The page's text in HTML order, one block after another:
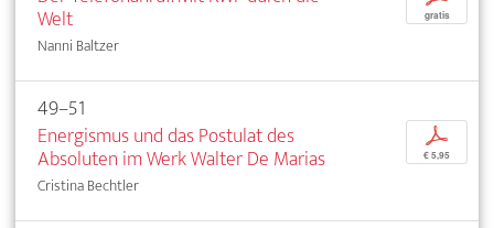
Welt
Nanni Baltzer
gratis
49–51
Energismus und das Postulat des
Absoluten im Werk Walter De Marias
Cristina Bechtler
p
€ 5,95